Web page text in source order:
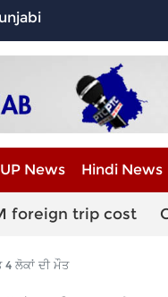
UP News Hindi News
foreign trip cost
ਲੋਕਾਂ ਦੀ ਮੌਤ